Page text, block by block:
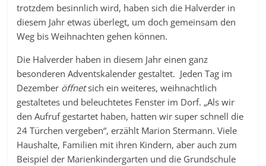
trotzdem besinnlich wird, haben sich die Halverder in
diesem Jahr etwas überlegt, um doch gemeinsam den
Weg bis Weihnachten gehen können.
Die Halverder haben in diesem Jahr einen ganz
besonderen Adventskalender gestaltet. Jeden Tag im
Dezember öffnetsich ein weiteres, weihnachtlich
gestaltetes und beleuchtetes Fenster im Dorf. „Als wir
den Aufruf gestartet haben, hatten wir super schnell die
24 Türchen vergeben“, erzählt Marion Stermann. Viele
Haushalte, Familien mit ihren Kindern, aber auch zum
Beispiel der Marienkindergarten und die Grundschule